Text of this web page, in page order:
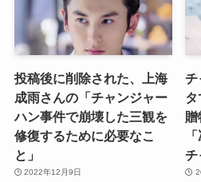
(29)
(30)
(32)
投稿後に削除された、上海
成雨さんの「チャンジャー
ハン事件で崩壊した三観を
修復するために必要なこ
と」
2022年12月9日
チ
タ
贈
チ